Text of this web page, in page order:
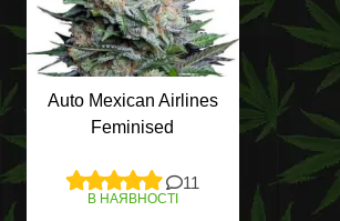
Auto Mexican Airlines
Feminised
11
В НАЯВНОСТІ